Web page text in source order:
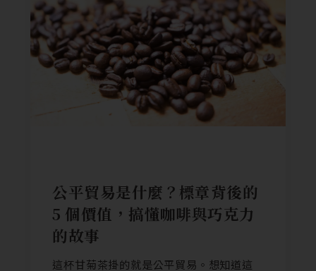
公平貿易是什麼？標章背後的
5 個價值，搞懂咖啡與巧克力
的故事
這杯甘菊茶掛的就是公平貿易。想知道這